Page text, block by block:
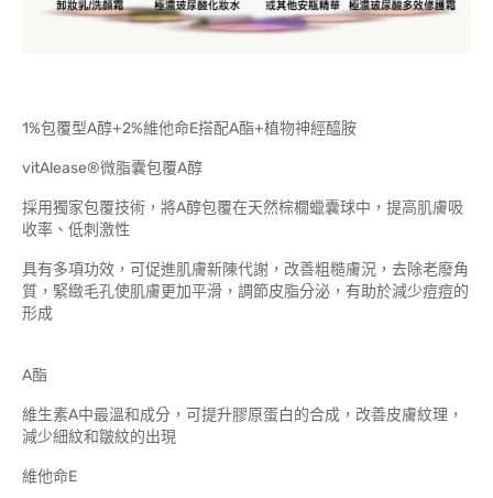
1%包覆型A醇+2%維他命E搭配A酯+植物神經醯胺
vitAlease®微脂囊包覆A醇
採用獨家包覆技術，將A醇包覆在天然棕櫚蠟囊球中，提高肌膚吸
收率、低刺激性
具有多項功效，可促進肌膚新陳代謝，改善粗糙膚況，去除老廢角
質，緊緻毛孔使肌膚更加平滑，調節皮脂分泌，有助於減少痘痘的
形成
A酯
維生素A中最溫和成分，可提升膠原蛋白的合成，改善皮膚紋理，
減少細紋和皺紋的出現
維他命E